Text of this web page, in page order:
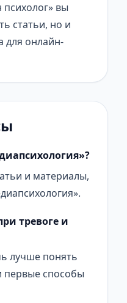
вы
статьи, но и
для онлайн-
и материалы,
тревоге и
лучше понять
первые способы